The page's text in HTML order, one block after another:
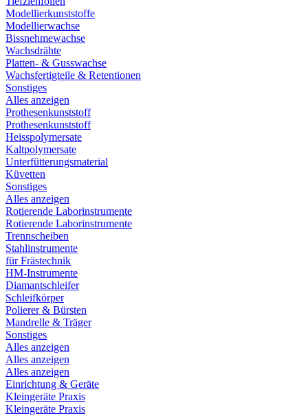
Modellierkunststoffe
Modellierwachse
Bissnehmewachse
Wachsdrähte
Platten- & Gusswachse
Wachsfertigteile & Retentionen
Sonstiges
Alles anzeigen
Prothesenkunststoff
Prothesenkunststoff
Heisspolymersate
Kaltpolymersate
Unterfütterungsmaterial
Küvetten
Sonstiges
Alles anzeigen
Rotierende Laborinstrumente
Rotierende Laborinstrumente
Trennscheiben
Stahlinstrumente
für Frästechnik
HM-Instrumente
Diamantschleifer
Schleifkörper
Polierer & Bürsten
Mandrelle & Träger
Sonstiges
Alles anzeigen
Alles anzeigen
Alles anzeigen
Einrichtung & Geräte
Kleingeräte Praxis
Kleingeräte Praxis